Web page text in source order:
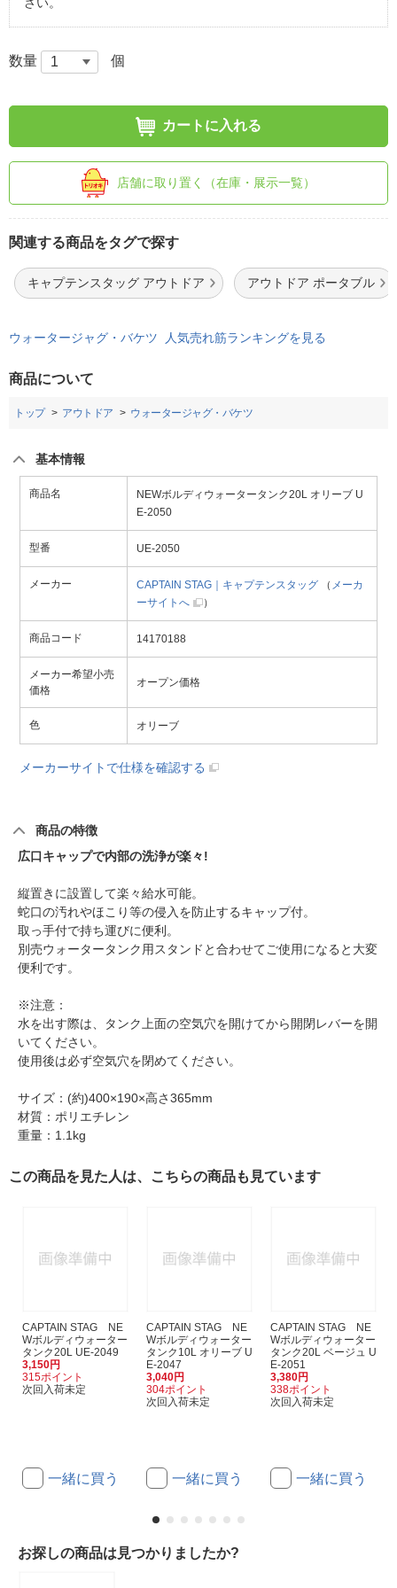
数量 個
カートに入れる
店舗に取り置く（在庫・展示一覧）
関連する商品をタグで探す
キャプテンスタッグ アウトドア アウトドア ポータブル
ウォータージャグ・バケツ 人気売れ筋ランキングを見る
商品について
トップ アウトドア ウォータージャグ・バケツ
基本情報
商品名
NEWボルディウォータータンク20L オリーブ U
E-2050
型番 UE-2050
メーカー CAPTAIN STAG｜キャプテンスタッグ （ メーカ
ーサイトへ
）
商品コード 14170188
メーカー希望小売
価格
オープン価格
色 オリーブ
メーカーサイトで仕様を確認する
商品の特徴
広口キャップで内部の洗浄が楽々!
縦置きに設置して楽々給水可能。
蛇口の汚れやほこり等の侵入を防止するキャップ付。
取っ手付で持ち運びに便利。
別売ウォータータンク用スタンドと合わせてご使用になると大変
便利です。
※注意：
水を出す際は、タンク上面の空気穴を開けてから開閉レバーを開
いてください。
使用後は必ず空気穴を閉めてください。
サイズ：(約)400×190×高さ365mm
材質：ポリエチレン
重量：1.1kg
この商品を見た人は、こちらの商品も見ています
CAPTAIN STAG NE
Wボルディウォーター
タンク20L UE-2049
3,150円
315ポイント
次回入荷未定
一緒に買う
CAPTAIN STAG NE
Wボルディウォーター
タンク10L オリーブ U
E-2047
3,040円
304ポイント
次回入荷未定
一緒に買う
CAPTAIN STAG NE
Wボルディウォーター
タンク20L ベージュ U
E-2051
3,380円
338ポイント
次回入荷未定
一緒に買う
お探しの商品は見つかりましたか?